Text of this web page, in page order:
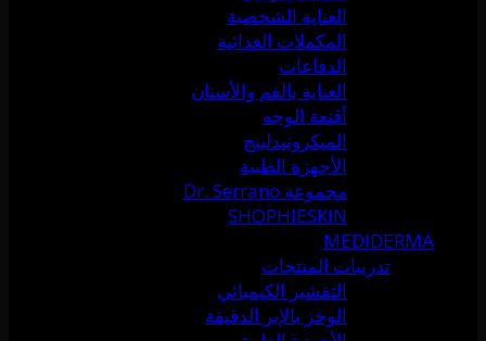
العناية الشخصية
المكملات الغذائية
الدفاعات
العناية بالفم والأسنان
أقنعة الوجه
الميكرونيدلينج
الأجهزة الطبية
مجموعة Dr. Serrano
SHOPHIESKIN
MEDIDERMA
تدريبات المنتجات
التقشير الكيميائي
الوخز بالإبر الدقيقة